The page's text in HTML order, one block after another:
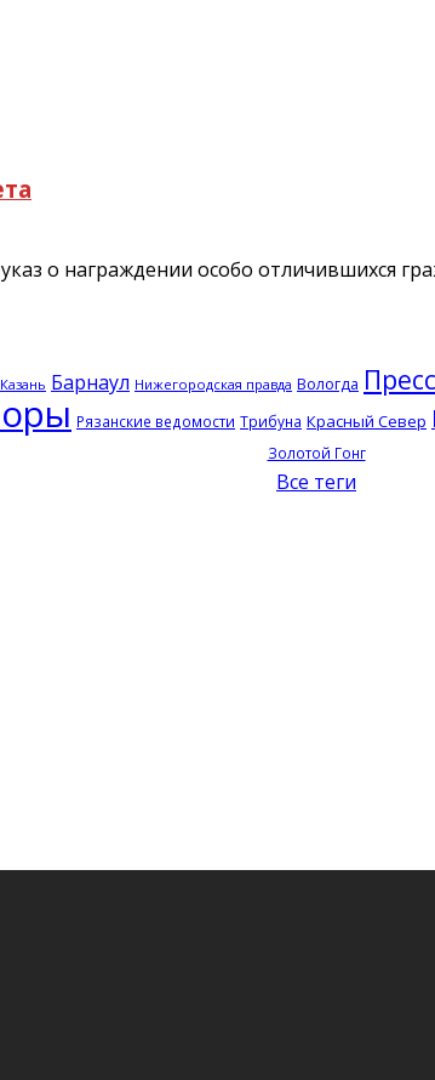
о награждении особо отличившихся
Казань Барнаул Нижегородская правда Вологда
Рязанские ведомости Трибуна Красный Север
Золотой Гонг
Все теги